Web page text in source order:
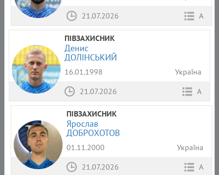
21.07.2026
А
ПІВЗАХИСНИК
Денис
ДОЛІНСЬКИЙ
16.01.1998
Україна
21.07.2026
А
ПІВЗАХИСНИК
Ярослав
ДОБРОХОТОВ
01.11.2000
Україна
21.07.2026
А